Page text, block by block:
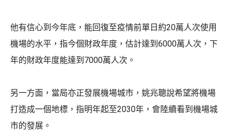
他有信心到今年底，能回復至疫情前單日約20萬人次使用
機場的水平，指今個財政年度，估計達到6000萬人次，下
年的財政年度能達到7000萬人次。
另一方面，當局亦正發展機場城市，姚兆聰說希望將機場
打造成一個地標，指明年起至2030年，會陸續看到機場城
市的發展。